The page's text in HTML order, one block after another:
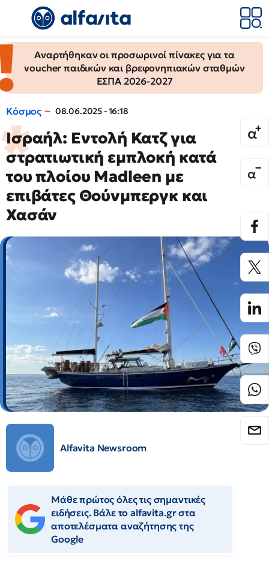
Αναρτήθηκαν οι προσωρινοί πίνακες για τα
voucher παιδικών και βρεφονηπιακών σταθμών
ΕΣΠΑ 2026-2027
Κόσμος 08.06.2025 - 16:18
Ισραήλ: Εντολή Κατζ για
στρατιωτική εμπλοκή κατά
του πλοίου Madleen με
επιβάτες Θούνμπεργκ και
Χασάν
Alfavita Newsroom
Μάθε πρώτος όλες τις σημαντικές
ειδήσεις. Βάλε το alfavita.gr στα
αποτελέσματα αναζήτησης της
Google